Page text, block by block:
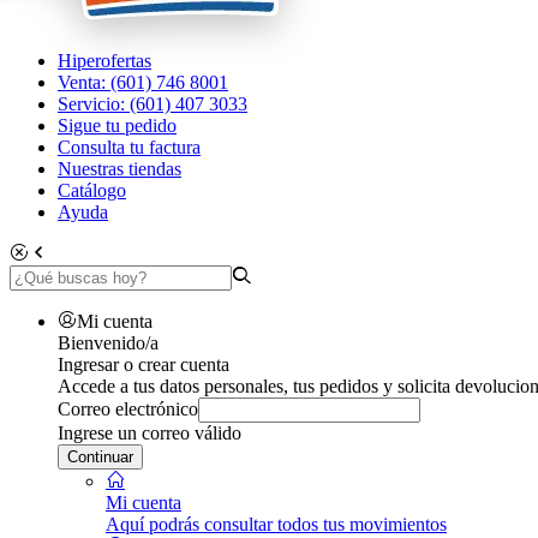
Hiperofertas
Venta: (601) 746 8001
Servicio: (601) 407 3033
Sigue tu pedido
Consulta tu factura
Nuestras tiendas
Catálogo
Ayuda
Mi cuenta
Bienvenido/a
Ingresar o crear cuenta
Accede a tus datos personales, tus pedidos y solicita
Correo electrónico
Ingrese un correo válido
Continuar
Mi cuenta
Aquí podrás consultar todos tus movimientos